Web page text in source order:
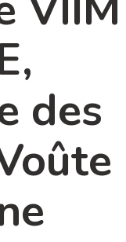
des